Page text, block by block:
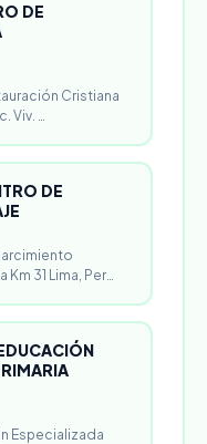
DE
Cristiana
Viv. …
DE
31 Lima, Per…
Especializada